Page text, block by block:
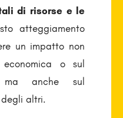
di risorse e le
atteggiamento
un impatto non
o sul
ma anche sul
altri.